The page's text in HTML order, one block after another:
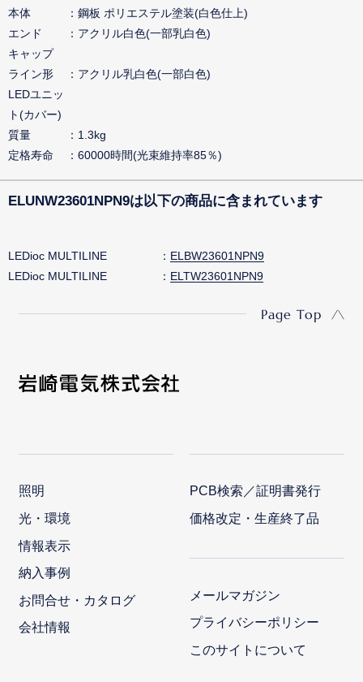
本体
鋼板 ポリエステル塗装(白色仕上)
エンド
キャップ
アクリル白色(一部乳白色)
ライン形
LEDユニッ
ト(カバー)
アクリル乳白色(一部白色)
質量
1.3kg
定格寿命
60000時間(光束維持率85％)
ELUNW23601NPN9は以下の商品に含まれています
LEDioc MULTILINE
ELBW23601NPN9
LEDioc MULTILINE
ELTW23601NPN9
Page Top
照明
光・環境
情報表示
納入事例
お問合せ・カタログ
会社情報
PCB検索／証明書発行
価格改定・生産終了品
メールマガジン
プライバシーポリシー
このサイトについて